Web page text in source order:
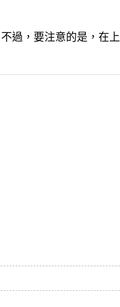
過，要注意的是，在